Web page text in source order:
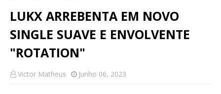
LUKX ARREBENTA EM NOVO
SINGLE SUAVE E ENVOLVENTE
"ROTATION"
Victor Matheus Junho 06, 2023